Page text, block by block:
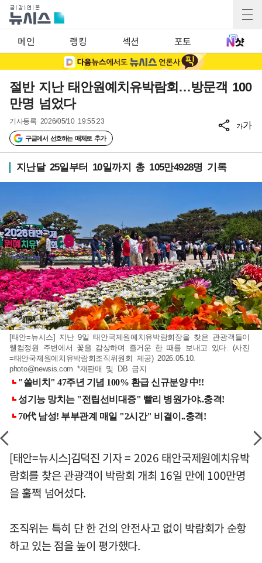
메인 랭킹 섹션 포토
절반 지난 태안원예치유박람회…방문객 100
만명 넘었다
기사등록 2026/05/10 19:55:23
구글에서 선호하는 매체로 추가
가가
지난달 25일부터 10일까지 총 105만4928명 기록
[태안=뉴시스] 지난 9일 태안국제원예치유박람회장을 찾은 관광객들이
웰컴정원 주변에서 꽃을 감상하며 즐거운 한 때를 보내고 있다. (사진
=태안국제원예치유박람회조직위원회 제공) 2026.05.10.
photo@newsis.com *재판매 및 DB 금지
[태안=뉴시스]김덕진 기자 = 2026 태안국제원예치유박
람회를 찾은 관광객이 박람회 개최 16일 만에 100만명
을 훌쩍 넘어섰다.
조직위는 특히 단 한 건의 안전사고 없이 박람회가 순항
하고 있는 점을 높이 평가했다.